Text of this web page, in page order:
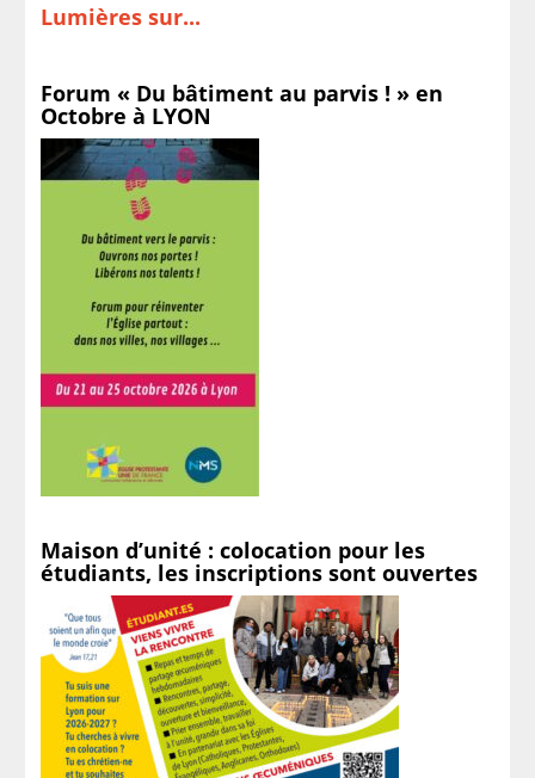
Lumières sur...
Forum « Du bâtiment au parvis ! » en
Octobre à LYON
Maison d’unité : colocation pour les
étudiants, les inscriptions sont ouvertes